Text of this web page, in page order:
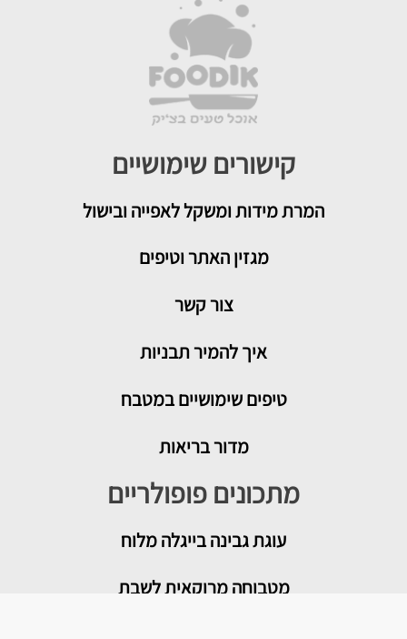
קישורים שימושיים
המרת מידות ומשקל לאפייה ובישול
מגזין האתר וטיפים
צור קשר
איך להמיר תבניות
טיפים שימושיים במטבח
מדור בריאות
מתכונים פופולריים
עוגת גבינה בייגלה מלוח
מטבוחה מרוקאית לשבת